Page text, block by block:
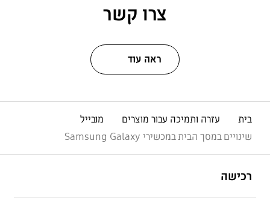
צרו קשר
ראה עוד
בית עזרה ותמיכה עבור מוצרים
מובייל
שינויים במסך הבית במכשירי Samsung Galaxy
רכישה